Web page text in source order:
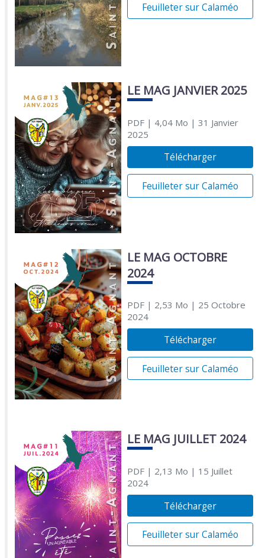
Feuilleter sur Calaméo
LE MAG JANVIER 2025
PDF| 4,04 Mo | 31 Janvier
2025
Télécharger
Feuilleter sur Calaméo
LE MAG OCTOBRE
2024
PDF| 2,53 Mo | 25 Octobre
2024
Télécharger
Feuilleter sur Calaméo
LE MAG JUILLET 2024
PDF| 2,13 Mo | 15 Juillet
2024
Télécharger
Feuilleter sur Calaméo